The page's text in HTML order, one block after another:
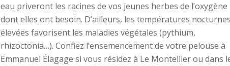
eau priveront les racines de vos jeunes herbes de l’oxygène
dont elles ont besoin. D’ailleurs, les températures nocturnes
élevées favorisent les maladies végétales (pythium,
rhizoctonia…). Confiez l’ensemencement de votre pelouse à
Emmanuel Élagage si vous résidez à Le Montellier ou dans